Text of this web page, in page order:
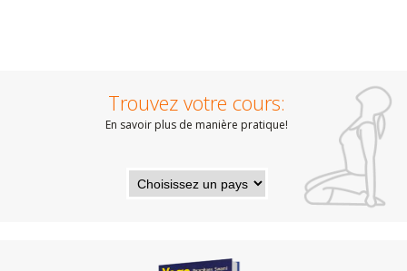
Trouvez votre cours:
En savoir plus de manière pratique!